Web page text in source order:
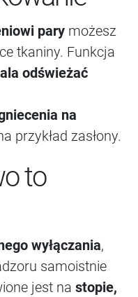
pary możesz
tkaniny. Funkcja
odświeżać
na
przykład zasłony.
to
wyłączania,
samoistnie
jest na stopie,